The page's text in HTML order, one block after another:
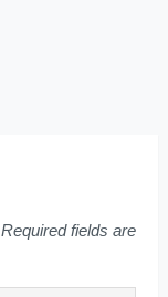
Required fields are